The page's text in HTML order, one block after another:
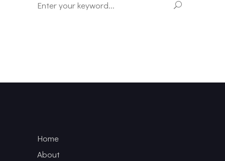
Home
About